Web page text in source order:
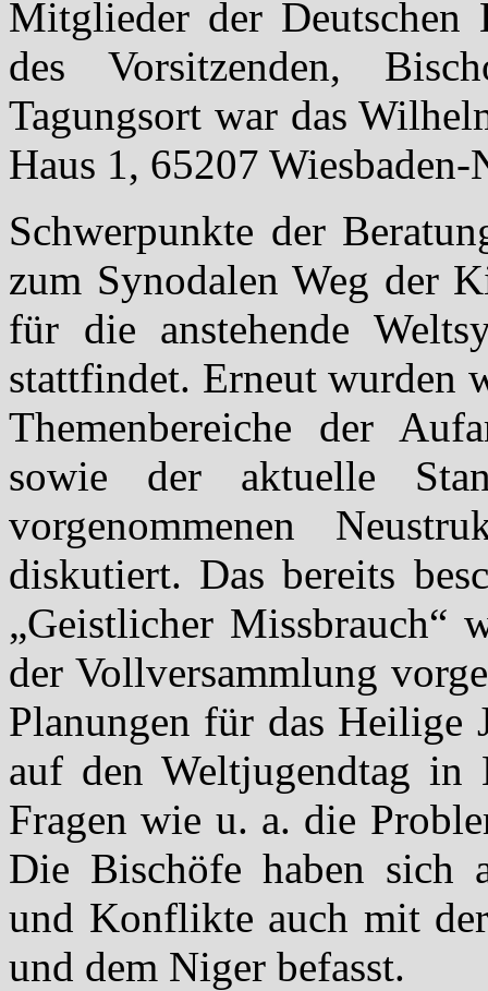
Mitglieder der Deutschen
des Vorsitzenden,
Tagungsort war das
Haus 1, 65207 Wiesbaden-
Schwerpunkte der
zum Synodalen Weg der
für die anstehende
stattfindet. Erneut wurden
Themenbereiche der
sowie der aktuelle
vorgenommenen
diskutiert. Das bereits
„Geistlicher Missbrauch“
der Vollversammlung
Planungen für das
auf den Weltjugendtag in
Fragen wie u. a. die
Die Bischöfe haben sich
und Konflikte auch mit
und dem Niger befasst.